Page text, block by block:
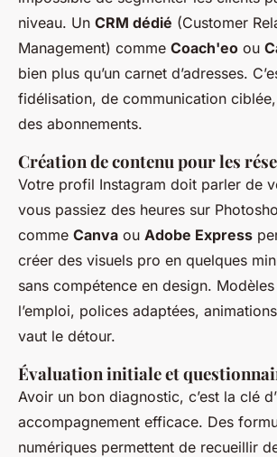
niveau. Un CRM dédié (Customer
Management) comme Coach'eo ou
bien plus qu’un carnet d’adresses.
fidélisation, de communication
des abonnements.
Création de contenu pour les
Votre profil Instagram doit parler de
vous passiez des heures sur
comme Canva ou Adobe Express
créer des visuels pro en quelques
sans compétence en design.
l’emploi, polices adaptées,
vaut le détour.
Évaluation initiale et
Avoir un bon diagnostic, c’est la clé
accompagnement efficace. Des
numériques permettent de recueillir